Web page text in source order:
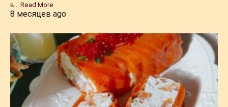
в…Read More
8 месяцев ago